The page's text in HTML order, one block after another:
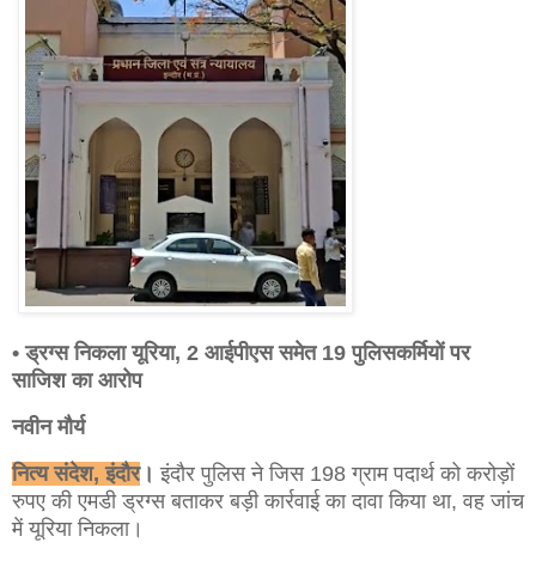
• ड्रग्स निकला यूरिया, 2 आईपीएस समेत 19 पुलिसकर्मियों पर
साजिश का आरोप
नवीन मौर्य
नित्य संदेश, इंदौर। इंदौर पुलिस ने जिस 198 ग्राम पदार्थ को करोड़ों
रुपए की एमडी ड्रग्स बताकर बड़ी कार्रवाई का दावा किया था, वह जांच
में यूरिया निकला।